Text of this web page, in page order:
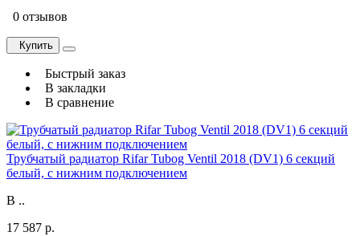
0 отзывов
Купить
Быстрый заказ
В закладки
В сравнение
Трубчатый радиатор Rifar Tubog Ventil 2018 (DV1) 6 секций
белый, с нижним подключением
В ..
17 587 р.